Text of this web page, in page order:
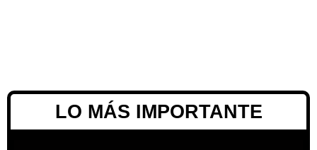
LO MÁS IMPORTANTE